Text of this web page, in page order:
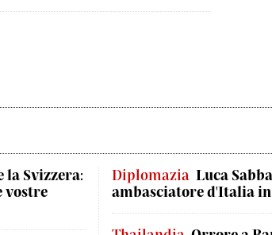
Svizzera:
vostre
Diplomazia Luca
ambasciatore d'Italia